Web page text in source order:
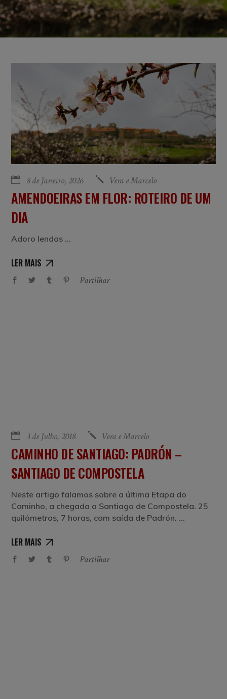
8 de Janeiro, 2026 Vera e Marcelo
AMENDOEIRAS EM FLOR: ROTEIRO DE UM
DIA
Adoro lendas
LER MAIS
Partilhar
3 de Julho, 2018 Vera e Marcelo
CAMINHO DE SANTIAGO: PADRÓN –
SANTIAGO DE COMPOSTELA
Neste artigo falamos sobre a última Etapa do
Caminho, a chegada a Santiago de Compostela. 25
quilómetros, 7 horas, com saída de Padrón.
LER MAIS
Partilhar